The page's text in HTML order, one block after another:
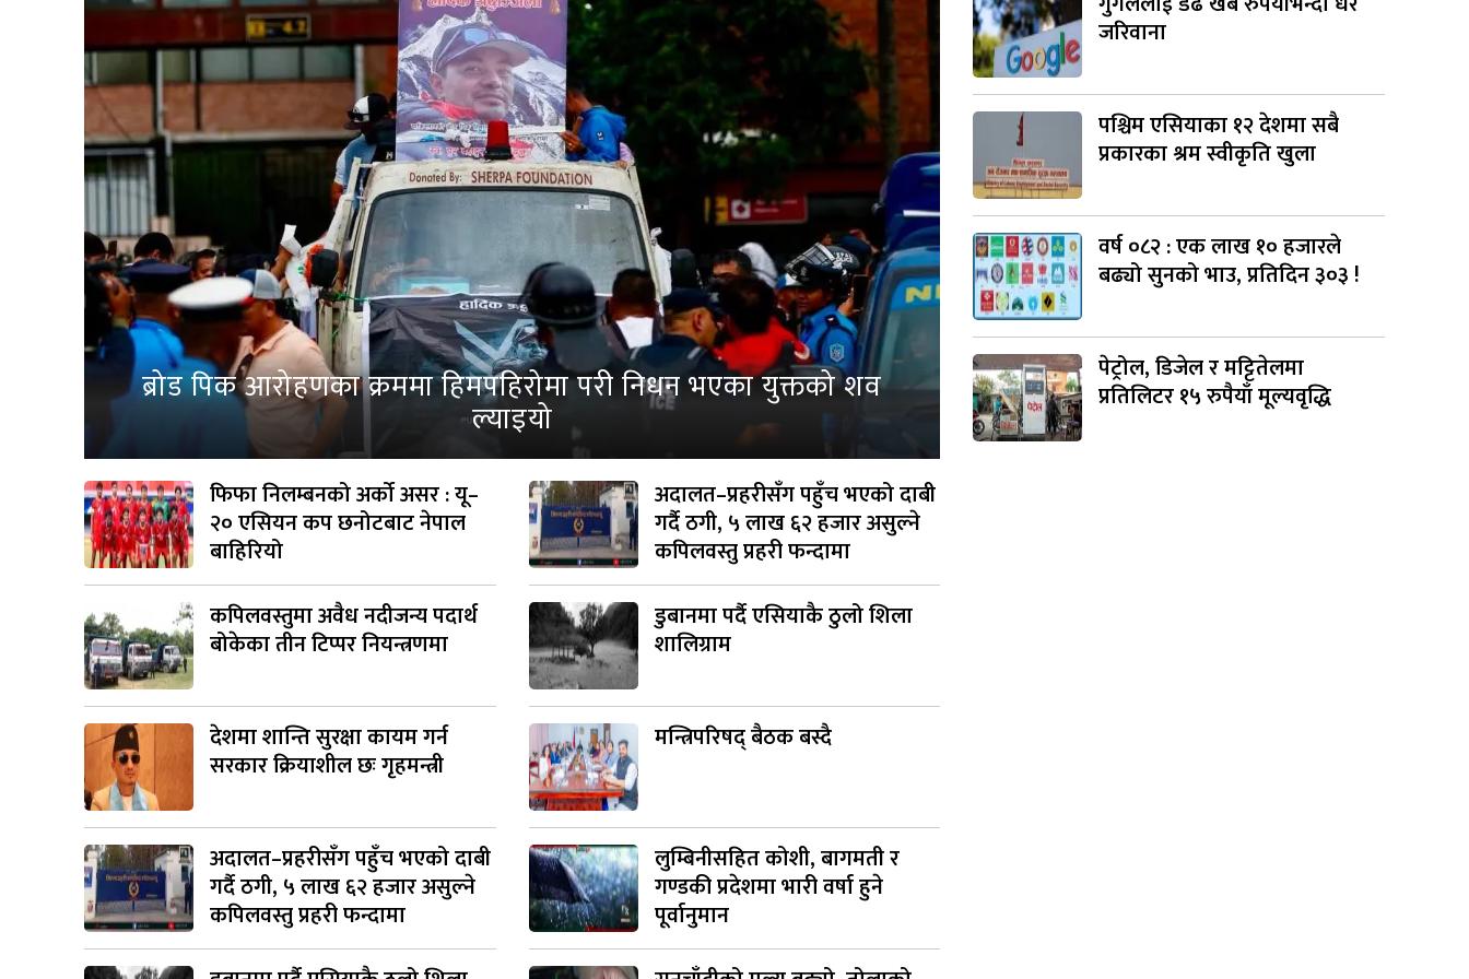
ब्रोड पिक आरोहणका क्रममा हिमपहिरोमा परी निधन भएका युक्तको शव
ल्याइयो
फिफा निलम्बनको अर्को असर : यू–
२० एसियन कप छनोटबाट नेपाल
बाहिरियो
कपिलवस्तुमा अवैध नदीजन्य पदार्थ
बोकेका तीन टिप्पर नियन्त्रणमा
देशमा शान्ति सुरक्षा कायम गर्न
सरकार क्रियाशील छः गृहमन्त्री
अदालत–प्रहरीसँग पहुँच भएको दाबी
गर्दै ठगी, ५ लाख ६२ हजार असुल्ने
कपिलवस्तु प्रहरी फन्दामा
अदालत–प्रहरीसँग पहुँच भएको दाबी
गर्दै ठगी, ५ लाख ६२ हजार असुल्ने
कपिलवस्तु प्रहरी फन्दामा
डुबानमा पर्दै एसियाकै ठुलो शिला
शालिग्राम
मन्त्रिपरिषद् बैठक बस्दै
लुम्बिनीसहित कोशी, बागमती र
गण्डकी प्रदेशमा भारी वर्षा हुने
पूर्वानुमान
जरिवाना
पश्चिम एसियाका १२ देशमा सबै
प्रकारका श्रम स्वीकृति खुला
वर्ष ०८२ : एक लाख १० हजारले
बढ्यो सुनको भाउ, प्रतिदिन ३०३ !
पेट्रोल, डिजेल र मट्टितेलमा
प्रतिलिटर १५ रुपैयाँ मूल्यवृद्धि